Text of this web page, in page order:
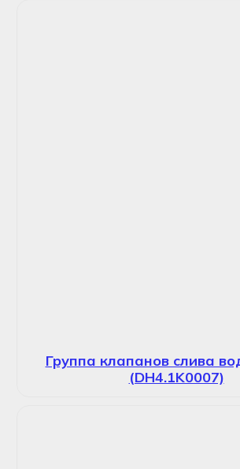
Группа клапанов слива
(DH4.1K0007)